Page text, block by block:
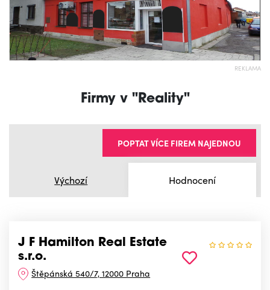
REKLAMA
Firmy v "Reality"
Výchozí Hodnocení
POPTAT VÍCE FIREM NAJEDNOU
J F Hamilton Real Estate
s.r.o.
Štěpánská 540/7, 12000 Praha